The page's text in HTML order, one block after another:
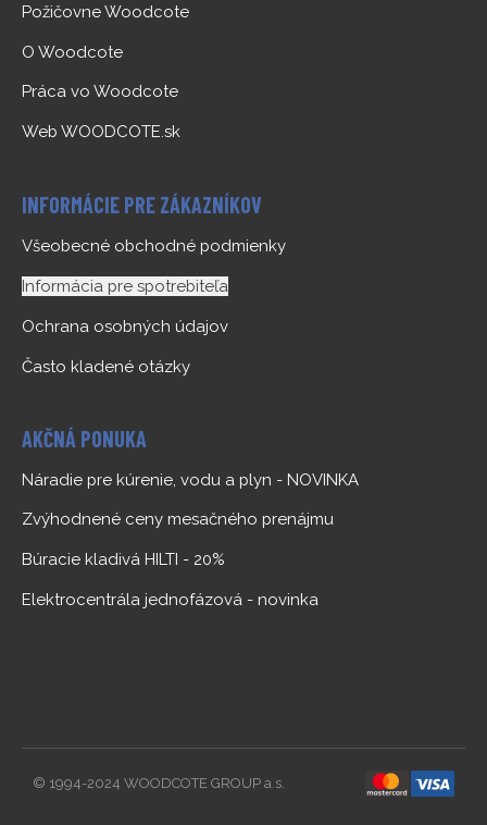
Požičovne Woodcote
O Woodcote
Práca vo Woodcote
Web WOODCOTE.sk
INFORMÁCIE PRE ZÁKAZNÍKOV
Všeobecné obchodné podmienky
Informácia pre spotrebiteľa
Ochrana osobných údajov
Často kladené otázky
AKČNÁ PONUKA
Náradie pre kúrenie, vodu a plyn - NOVINKA
Zvýhodnené ceny mesačného prenájmu
Búracie kladivá HILTI - 20%
Elektrocentrála jednofázová - novinka
© 1994-2024 WOODCOTE GROUP a.s.